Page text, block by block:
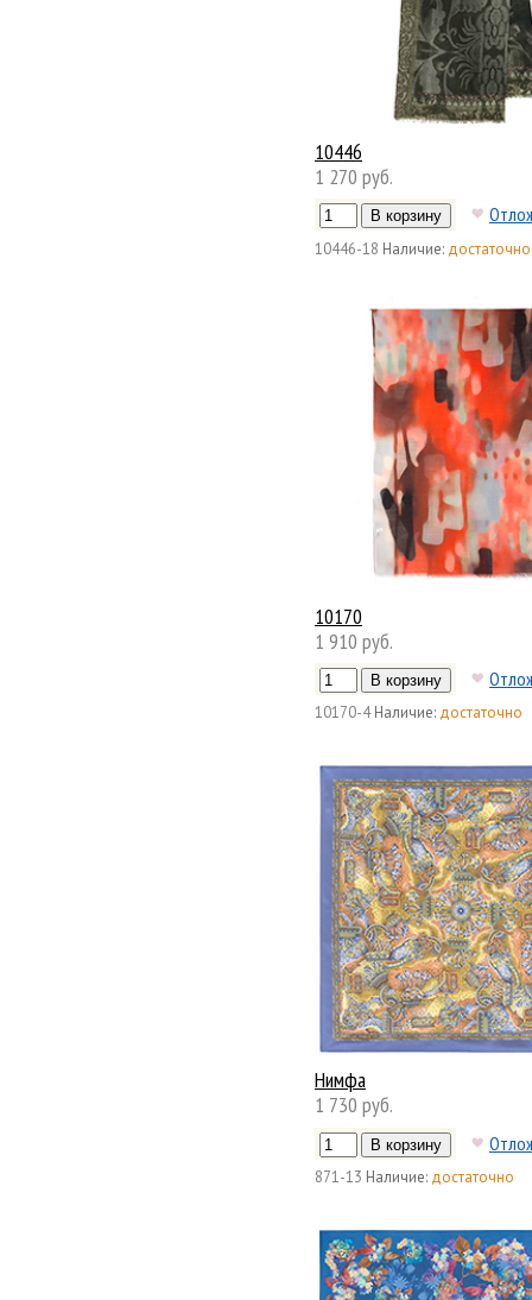
10446
1 270 руб.
10446-18 Наличие: достаточно
10170
1 910 руб.
10170-4 Наличие: достаточно
Нимфа
1 730 руб.
871-13 Наличие: достаточно